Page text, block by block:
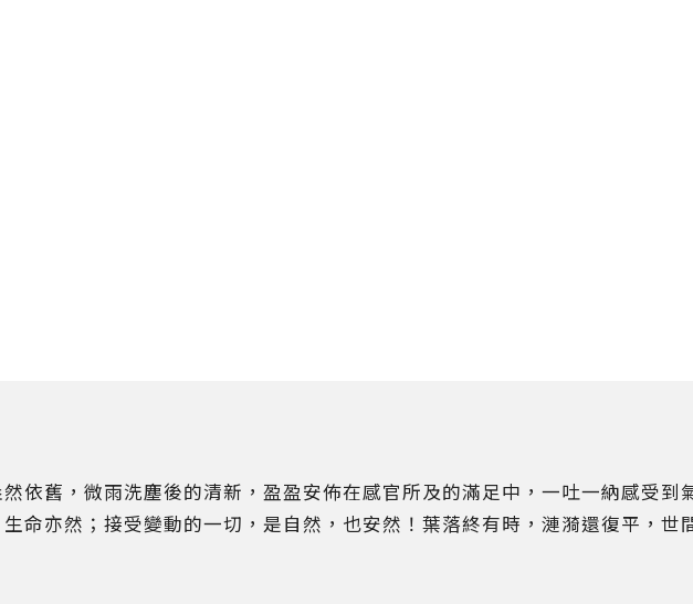
依舊，微雨洗塵後的清新，盈盈安佈在感官所及的滿足中，一吐一納感受
命亦然；接受變動的一切，是自然，也安然！葉落終有時，漣漪還復平，